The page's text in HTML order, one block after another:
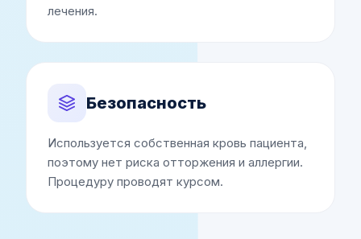
лечения.
Безопасность
Используется собственная кровь пациента,
поэтому нет риска отторжения и аллергии.
Процедуру проводят курсом.